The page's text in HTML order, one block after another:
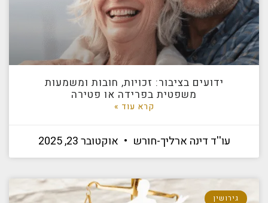
ידועים בציבור: זכויות, חובות ומשמעות
משפטית בפרידה או פטירה
קרא עוד »
עו''ד דינה ארליך-חורש אוקטובר 23, 2025
גירושין